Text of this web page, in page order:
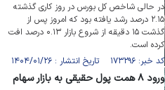
در حالی شاخص کل بورس در روز کاری گذشته
۲.۱۵ درصد رشد یافته بود که امروز پس از
گذشت ۱۵ دقیقه از شروع بازار ۰.۱۳ درصد افت
کرده است.
کد خبر: ۱۷۳۲۹۶ تاریخ انتشار : ۱۴۰۴/۰۱/۲۶
ورود ۸ همت پول حقیقی به بازار سهام